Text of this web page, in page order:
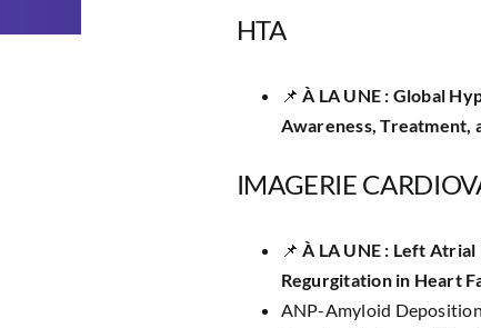
HTA
📌À LA UNE : Global
Awareness, Treatment,
IMAGERIE
📌À LA UNE : Left
Regurgitation in Heart
ANP-Amyloid